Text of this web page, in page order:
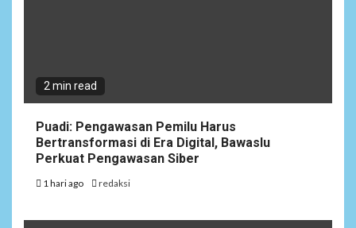
2 min read
Puadi: Pengawasan Pemilu Harus
Bertransformasi di Era Digital, Bawaslu
Perkuat Pengawasan Siber
1 hari ago redaksi